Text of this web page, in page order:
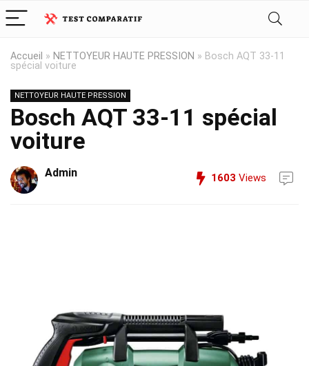
Accueil » NETTOYEUR HAUTE PRESSION » Bosch AQT 33-11
spécial voiture
NETTOYEUR HAUTE PRESSION
Bosch AQT 33-11 spécial
voiture
Admin 1603 Views